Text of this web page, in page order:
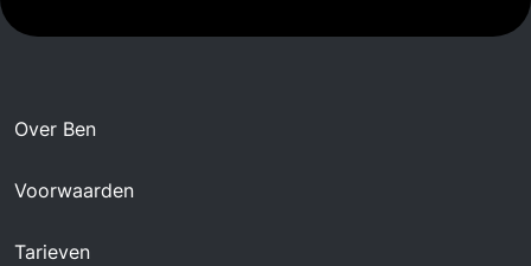
Over Ben
Voorwaarden
Tarieven